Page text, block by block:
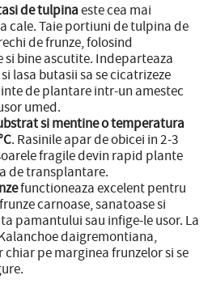
de tulpinaeste cea mai
cale. Taie portiuni de tulpina de
de frunze, folosind
bine ascutite. Indeparteaza
lasa butasii sa se cicatrizeze
de plantare intr-un amestec
umed.
si mentine o temperatura
. Rasinile apar de obicei in 2-3
fragile devin rapid plante
de transplantare.
functioneaza excelent pentru
carnoase, sanatoase si
pamantului sau infige-le usor. La
daigremontiana,
pe marginea frunzelor si se